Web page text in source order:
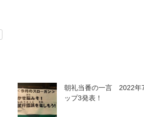
朝礼当番の一言 2022年
ップ3発表！